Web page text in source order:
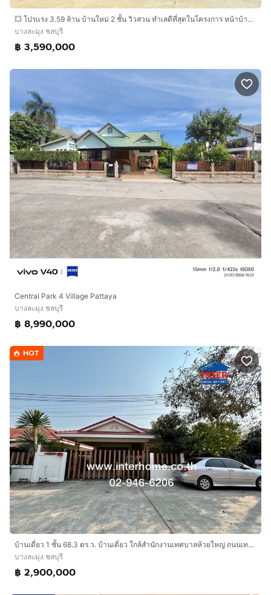
💥 โปรแรง 3.59 ล้าน บ้านใหม่ 2 ชั้น วิวสวน ทำเลดีที่สุดในโครงการ หน้าบ้านไม่ชนใคร มีหลังเดียว 🌿🏡
บางละมุง ชลบุรี
฿ 3,590,000
Central Park 4 Village Pattaya
บางละมุง ชลบุรี
฿ 8,990,000
HOT
บ้านเดี่ยว 1 ชั้น 68.3 ตร.ว. บ้านเดี่ยว ใกล้สำนักงานเทศบาลห้วยใหญ่ ถนนเทศบาล1 ชลบุรี บางละมุง ชลบุรี
บางละมุง ชลบุรี
฿ 2,900,000